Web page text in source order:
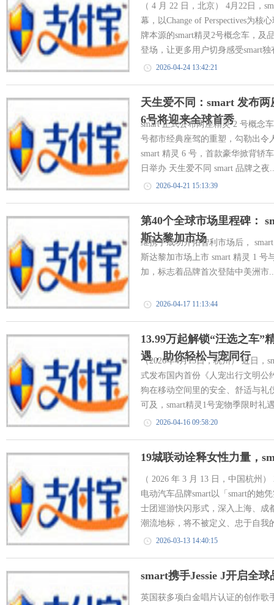
（ 4 月 22 日，北京） 4月22日，
幕，以Change of Perspectives为核
牌本源的smart精灵2号概念车，及
登场，让更多用户切身感受smart
2026-04-24 13:42:21
天生爱不同：smart 发布
6号将迎来全球首秀
smart 正式公布两座精灵 2 号概念
号都市经典座驾的重塑，勾勒出令
smart 精灵 6 号，首款豪华掀背轿
日举办 天生爱不同 smart 品牌之夜
2026-04-21 15:13:39
第40个全球市场里程碑：
斯达黎加市场
继携手成功开拓智利市场后，
斯达黎加市场上市 smart 精灵 1 号
加，标志着品牌首次登陆中美洲市
2026-04-17 11:13:44
13.99万起解锁“汪选之车”
遇，助你轻松与宠同行
（2026年4月15日，杭州） 近日，
式发布国内首份《人宠出行文明公
狗在移动空间里的安全、舒适与礼
可及，smart精灵1号宠物季限时礼
2026-04-16 09:58:20
19城联动诠释女性力量，
（ 2026 年 3 月 13 日，中国杭州
电动汽车品牌smart以「smart的她
士团巡游快闪形式，深入上海、成
潮流地标，将不被定义、忠于自我
2026-03-13 14:40:15
smart携手Jessie J开启全球
英国获多项白金唱片认证的创作歌